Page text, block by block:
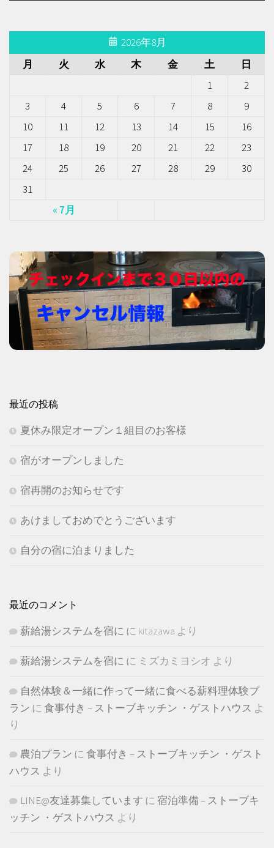
2026年8月
月
火 水 木 金 土 日
« 7月
1
2
3
4 5 6 7 8
9
10
11 12 13 14 15
16
17
18 19 20 21 22
23
24
25 26 27 28 29
30
31
最近の投稿
夏休み限定オープン１組目のお客様
宿がオープンしました
宿再開のお知らせです
あけましておめでとうございます
自分の宿に泊まりました
最近のコメント
薪給湯システムを宿に に kitazawa より
薪給湯システムを宿に に ミズカミヨシオ より
自然体験＆一緒に作って一緒に食べる薪料理体験プ
ラン に 食事付き – ストーブキッチン ・ゲストハウス よ
り
農泊プラン に 食事付き – ストーブキッチン ・ゲスト
ハウス より
LINE@友達募集しています に 宿泊準備 – ストーブキ
ッチン ・ゲストハウス より